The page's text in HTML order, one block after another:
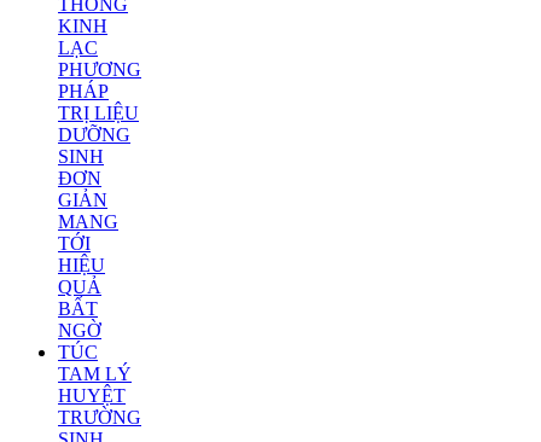
THÔNG
KINH
LẠC
PHƯƠNG
PHÁP
TRỊ LIỆU
DƯỠNG
SINH
ĐƠN
GIẢN
MANG
TỚI
HIỆU
QUẢ
BẤT
NGỜ
TÚC
TAM LÝ
HUYỆT
TRƯỜNG